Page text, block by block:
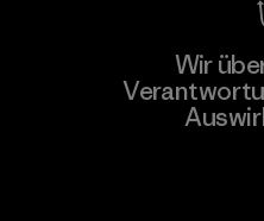
Wir